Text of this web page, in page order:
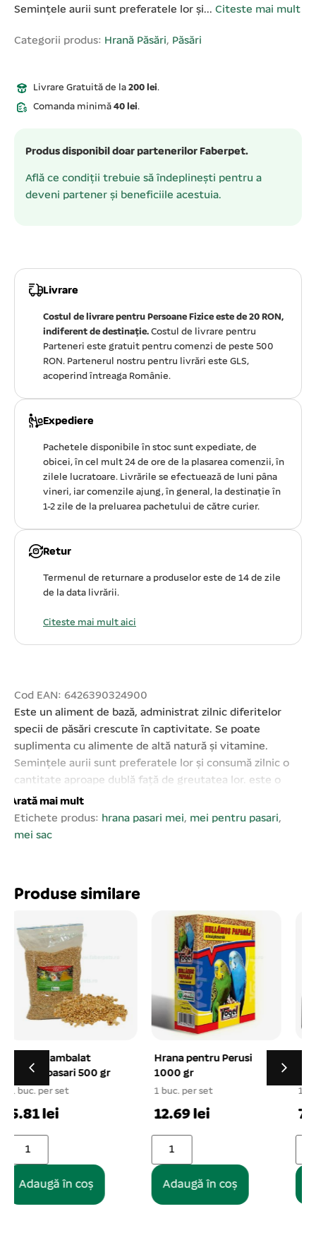
Semințele aurii sunt preferatele lor și... Citeste mai mult
Categorii produs: Hrană Păsări, Păsări
Livrare Gratuită de la 200 lei.
Comanda minimă 40 lei.
Produs disponibil doar partenerilor Faberpet.
Află ce condiții trebuie să îndeplinești pentru a
deveni partener și beneficiile acestuia.
Livrare
Costul de livrare pentru Persoane Fizice este de 20 RON,
indiferent de destinație. Costul de livrare pentru
Parteneri este gratuit pentru comenzi de peste 500
RON. Partenerul nostru pentru livrări este GLS,
acoperind întreaga Românie.
Expediere
Pachetele disponibile în stoc sunt expediate, de
obicei, în cel mult 24 de ore de la plasarea comenzii, în
zilele lucratoare. Livrările se efectuează de luni pâna
vineri, iar comenzile ajung, în general, la destinație în
1-2 zile de la preluarea pachetului de către curier.
Retur
Termenul de returnare a produselor este de 14 de zile
de la data livrării.
Citeste mai mult aici
Cod EAN: 6426390324900
Este un aliment de bază, administrat zilnic diferitelor
specii de păsări crescute în captivitate. Se poate
suplimenta cu alimente de altă natură și vitamine.
Semințele aurii sunt preferatele lor și consumă zilnic o
cantitate aproape dublă faţă de greutatea lor. este o
hrană naturală 100 %. În caz de necesitate oferiți apă
proaspătă. A se păstra la loc uscat și răcoros. Cantitatea
netă: 50 kg Valoare energetică: 214 kcal/kg Se vinde la
Arată mai mult
Etichete produs: hrana pasari mei, mei pentru pasari,
mei sac
Produse similare
Hrana pentru Perusi
1000 gr
1 buc. per set
12.69 lei
Adaugă în coș
Hrana pentru Canari
500 gr
1 buc. per set
7.16 lei
Adaugă în coș